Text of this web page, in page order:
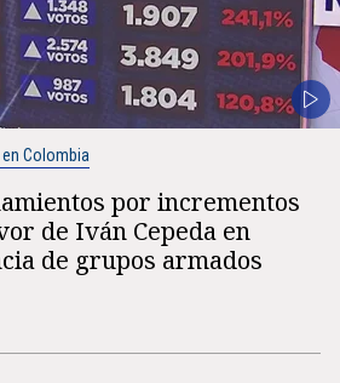
Colombia
por incrementos
de Iván Cepeda en
de grupos armados